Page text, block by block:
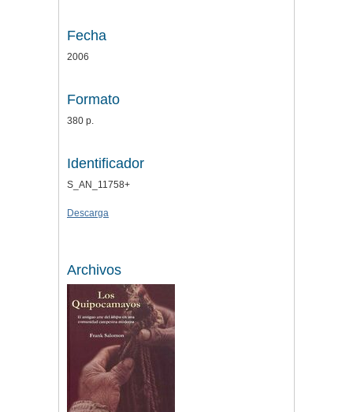
Fecha
2006
Formato
380 p.
Identificador
S_AN_11758+
Descarga
Archivos